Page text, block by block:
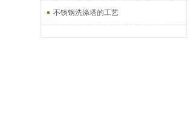
不锈钢洗涤塔的工艺